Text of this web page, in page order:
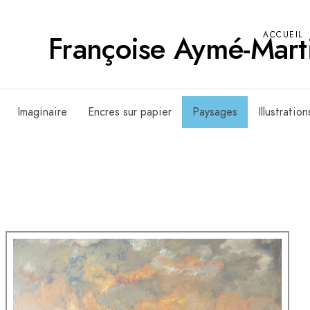
Françoise Aymé- ACCUEIL
Imaginaire Encres sur papier Paysages